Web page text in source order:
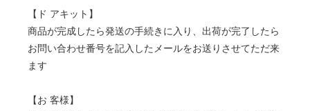
【ド アキット】
商品が完成したら発送の手続きに入り、出荷が完了したら
お問い合わせ番号を記入したメールをお送りさせてただ来
ます
【お 客様】